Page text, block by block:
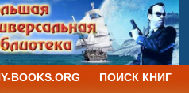
BOOKS.ORG
ПОИСК КНИГ